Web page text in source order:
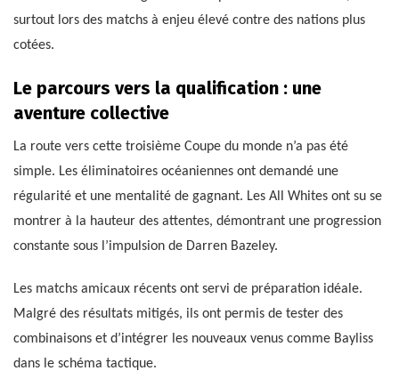
surtout lors des matchs à enjeu élevé contre des nations plus
cotées.
Le parcours vers la qualification : une
aventure collective
La route vers cette troisième Coupe du monde n’a pas été
simple. Les éliminatoires océaniennes ont demandé une
régularité et une mentalité de gagnant. Les All Whites ont su se
montrer à la hauteur des attentes, démontrant une progression
constante sous l’impulsion de Darren Bazeley.
Les matchs amicaux récents ont servi de préparation idéale.
Malgré des résultats mitigés, ils ont permis de tester des
combinaisons et d’intégrer les nouveaux venus comme Bayliss
dans le schéma tactique.